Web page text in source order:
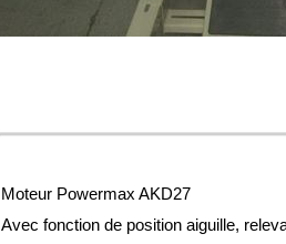
Moteur Powermax AKD27
Avec fonction de position aiguille,